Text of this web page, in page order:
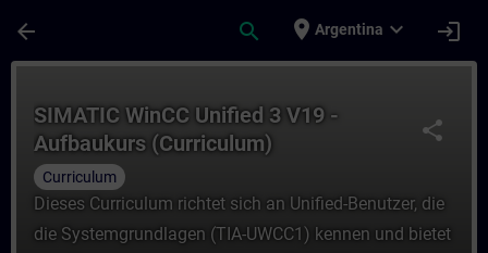
arrow_back search place Argentina expand_more login
share
SIMATIC WinCC Unified 3 V19 -
Aufbaukurs (Curriculum)
Curriculum
Dieses Curriculum richtet sich an Unified-Benutzer, die
die Systemgrundlagen (TIA-UWCC1) kennen und bietet